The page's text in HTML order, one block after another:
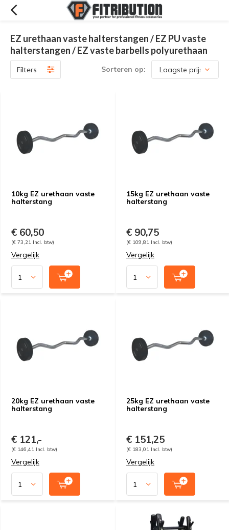
EZ urethaan vaste halterstangen / EZ PU vaste
halterstangen / EZ vaste barbells polyurethaan
Filters Sorteren op:
10kg EZ urethaan vaste
halterstang
€ 60,50
(€ 73,21 Incl. btw)
Vergelijk
15kg EZ urethaan vaste
halterstang
€ 90,75
(€ 109,81 Incl. btw)
Vergelijk
20kg EZ urethaan vaste
halterstang
€ 121,-
(€ 146,41 Incl. btw)
Vergelijk
25kg EZ urethaan vaste
halterstang
€ 151,25
(€ 183,01 Incl. btw)
Vergelijk